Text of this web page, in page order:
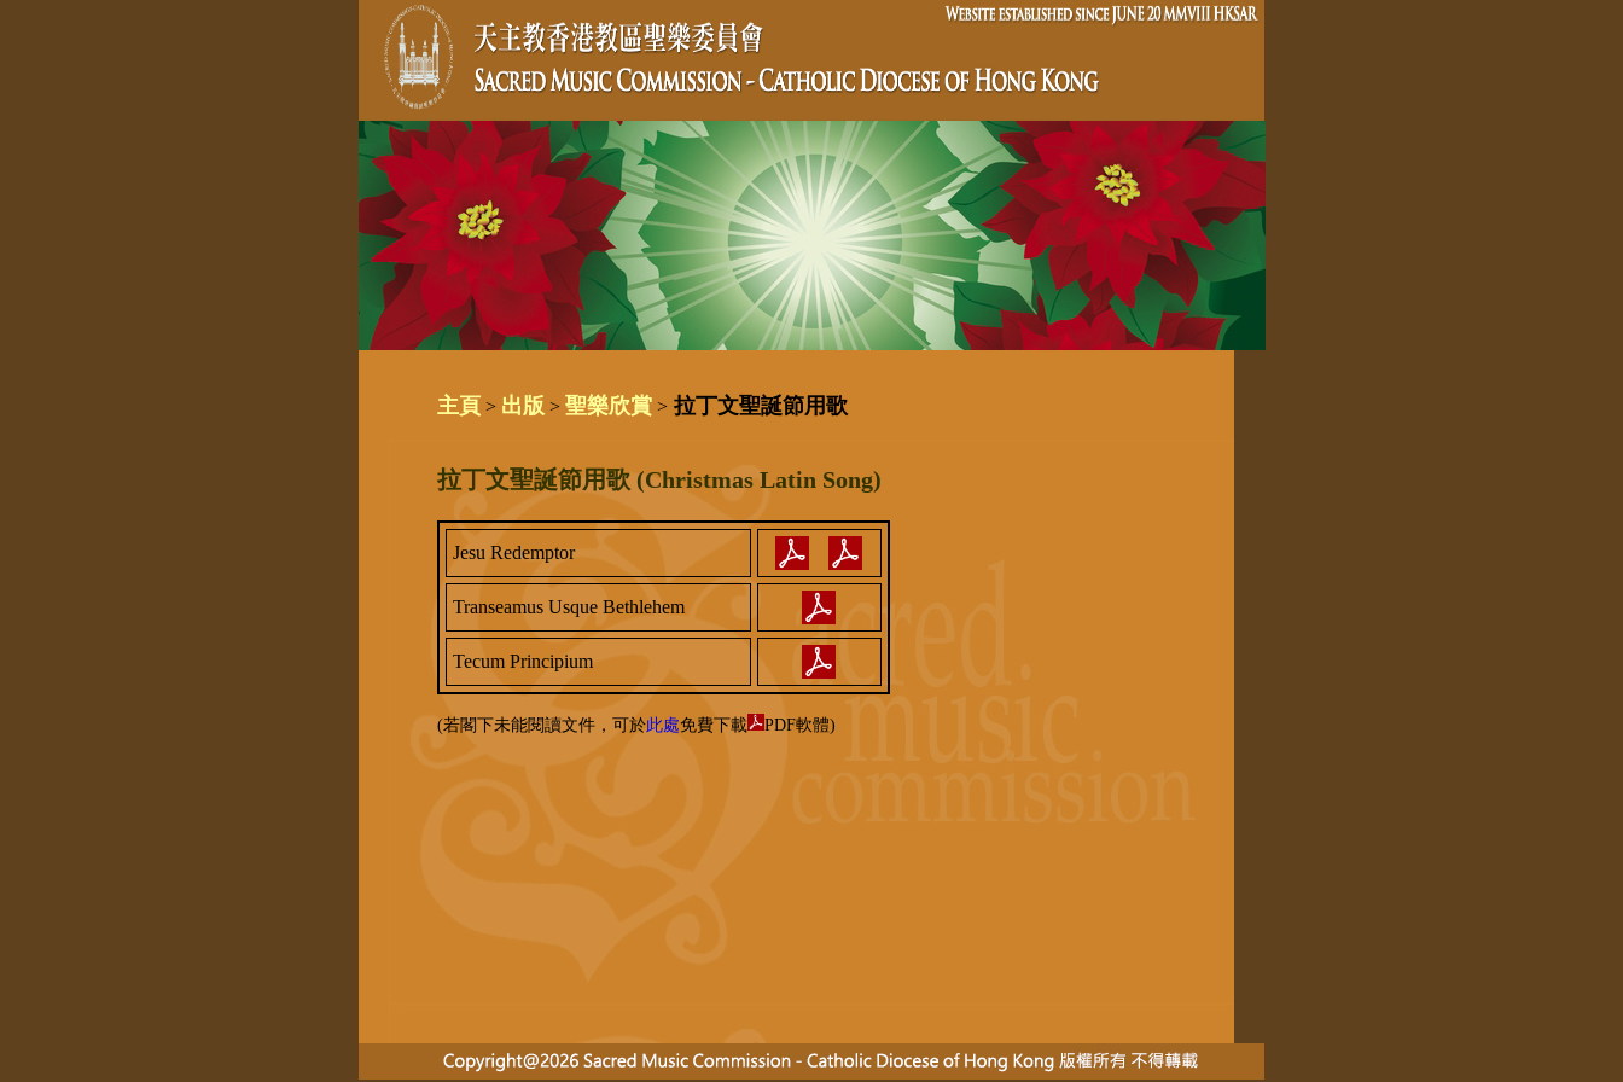
主頁 > 出版 > 聖樂欣賞 >拉丁文聖誕節用歌
拉丁文聖誕節用歌 (Christmas Latin Song)
Jesu Redemptor
Transeamus Usque Bethlehem
Tecum Principium
(若閣下未能閱讀文件，可於此處免費下載 PDF軟體)